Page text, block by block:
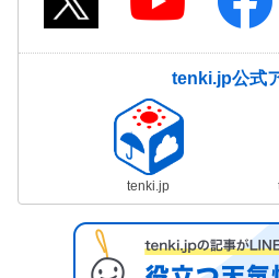
tenki.jp公式
tenki.jp